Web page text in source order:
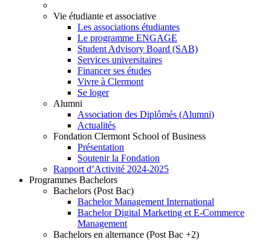
Vie étudiante et associative
Les associations étudiantes
Le programme ENGAGE
Student Advisory Board (SAB)
Services universitaires
Financer ses études
Vivre à Clermont
Se loger
Alumni
Association des Diplômés (Alumni)
Actualités
Fondation Clermont School of Business
Présentation
Soutenir la Fondation
Rapport d’Activité 2024-2025
Programmes Bachelors
Bachelors (Post Bac)
Bachelor Management International
Bachelor Digital Marketing et E-Commerce
Management
Bachelors en alternance (Post Bac +2)